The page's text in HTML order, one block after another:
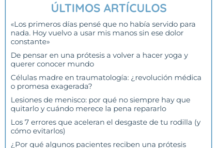
ÚLTIMOS ARTÍCULOS
«Los primeros días pensé que no había servido para
nada. Hoy vuelvo a usar mis manos sin ese dolor
constante»
De pensar en una prótesis a volver a hacer yoga y
querer conocer mundo
Células madre en traumatología: ¿revolución médica
o promesa exagerada?
Lesiones de menisco: por qué no siempre hay que
quitarlo y cuándo merece la pena repararlo
Los 7 errores que aceleran el desgaste de tu rodilla (y
cómo evitarlos)
¿Por qué algunos pacientes reciben una prótesis